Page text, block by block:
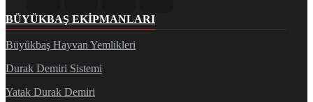
BÜYÜKBAŞ EKIPMANLARI
Büyükbaş Hayvan Yemlikleri
Durak Demiri Sistemi
Yatak Durak Demiri